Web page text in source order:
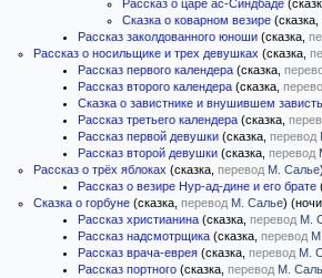
Рассказ о царе ас-Синдбаде
Сказка о коварном везире (сказка,
Рассказ заколдованного юноши (сказка,
Рассказ о носильщике и трех девушках (сказка,
Рассказ первого календера (сказка,
Рассказ второго календера (сказка,
Сказка о завистнике и внушившем зависть
Рассказ третьего календера (сказка,
Рассказ первой девушки (сказка, перевод
Рассказ второй девушки (сказка, перевод
Рассказ о трёх яблоках (сказка, перевод М. Салье
Рассказ о везире Нур-ад-дине и его брате
Сказка о горбуне (сказка, перевод М. Салье)
Рассказ христианина (сказка, перевод М.
Рассказ надсмотрщика (сказка, перевод
Рассказ врача-еврея (сказка, перевод М.
Рассказ портного (сказка, перевод М.